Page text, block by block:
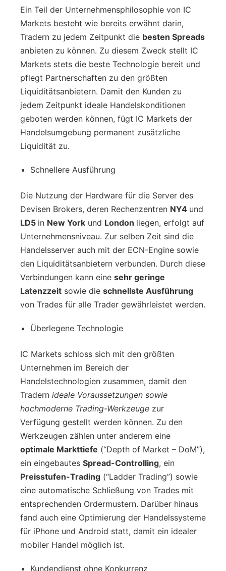
Ein Teil der Unternehmensphilosophie von IC
Markets besteht wie bereits erwähnt darin,
Tradern zu jedem Zeitpunkt die besten Spreads
anbieten zu können. Zu diesem Zweck stellt IC
Markets stets die beste Technologie bereit und
pflegt Partnerschaften zu den größten
Liquiditätsanbietern. Damit den Kunden zu
jedem Zeitpunkt ideale Handelskonditionen
geboten werden können, fügt IC Markets der
Handelsumgebung permanent zusätzliche
Liquidität zu.
Schnellere Ausführung
Die Nutzung der Hardware für die Server des
Devisen Brokers, deren Rechenzentren NY4 und
LD5 in New York und London liegen, erfolgt auf
Unternehmensniveau. Zur selben Zeit sind die
Handelsserver auch mit der ECN-Engine sowie
den Liquiditätsanbietern verbunden. Durch diese
Verbindungen kann eine sehr geringe
Latenzzeit sowie die schnellste Ausführung
von Trades für alle Trader gewährleistet werden.
Überlegene Technologie
IC Markets schloss sich mit den größten
Unternehmen im Bereich der
Handelstechnologien zusammen, damit den
Tradern ideale Voraussetzungen sowie
hochmoderne Trading-Werkzeuge zur
Verfügung gestellt werden können. Zu den
Werkzeugen zählen unter anderem eine
optimale Markttiefe (“Depth of Market – DoM”),
ein eingebautes Spread-Controlling, ein
Preisstufen-Trading (“Ladder Trading”) sowie
eine automatische Schließung von Trades mit
entsprechenden Ordermustern. Darüber hinaus
fand auch eine Optimierung der Handelssysteme
für iPhone und Android statt, damit ein idealer
mobiler Handel möglich ist.
Kundendienst ohne Konkurrenz